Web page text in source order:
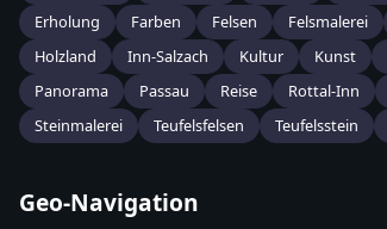
Erholung
Farben Felsen Felsmalerei
Holzland
Inn-Salzach Kultur Kunst
Panorama
Passau Reise Rottal-Inn
Steinmalerei
Teufelsfelsen Teufelsstein
Geo-Navigation